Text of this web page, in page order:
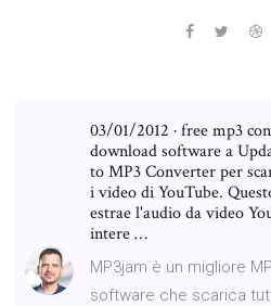
03/01/2012 · free mp3
download software a
to MP3 Converter per
i video di YouTube.
estrae l'audio da video
intere …
MP3jam è un migliore
software che scarica